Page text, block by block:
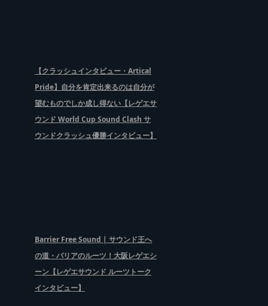
【クラッシュインタビュー・Artical
Pride】自分を肯定出来るのは自分が
望むものでしか成し得ない【レゲエサ
ウンド World Cup Sound Clash サ
ウンドクラッシュ優勝インタビュー】
Barrier Free Sound | サウンド王へ
の道・バリアのルーツ！大阪レゲエシ
ーン【レゲエサウンド ルーツトーク
インタビュー】